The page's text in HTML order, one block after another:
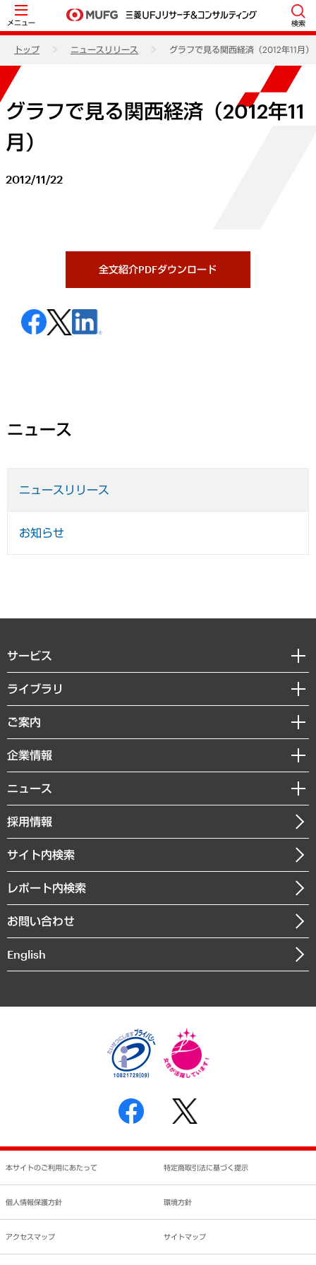
メニュー 検索
トップ ニュースリリース グラフで見る関西経済（2012年11月）
グラフで見る関西経済（2012年11
月）
2012/11/22
全文紹介PDFダウンロード
ニュース
ニュースリリース
お知らせ
サービス
経営戦略
組織・人事戦略
デジタルイノベーション
共生・ダイバーシティ
GRC（ガバナンス・リスク・コンプライアンス）・防災（政策）
経済・産業・雇用・労働
まちづくり・観光・交通・スポーツ・スマートシティ
自然資源・農林水産業・食料システム
ライブラリ
経済調査
レポート
コラム
経営用語集
受託・受注実績（官公庁関連）
メディア掲載・出演
ご案内
セミナー・イベント情報
MUFGビジネスセミナー
受託案件情報
企業情報
私たちの想い
社長メッセージ
会社概要
沿革
組織図・本部部室紹介
インドネシア現地法人
個人情報保護方針
反社会的勢力に対する基本方針
書面による個人情報の開示等の請求の手続きについて
ニュース
ニュースリリース
お知らせ
採用情報
サイト内検索
レポート内検索
お問い合わせ
English
本サイトのご利用にあたって 特定商取引法に基づく提示
個人情報保護方針 環境方針
アクセスマップ サイトマップ